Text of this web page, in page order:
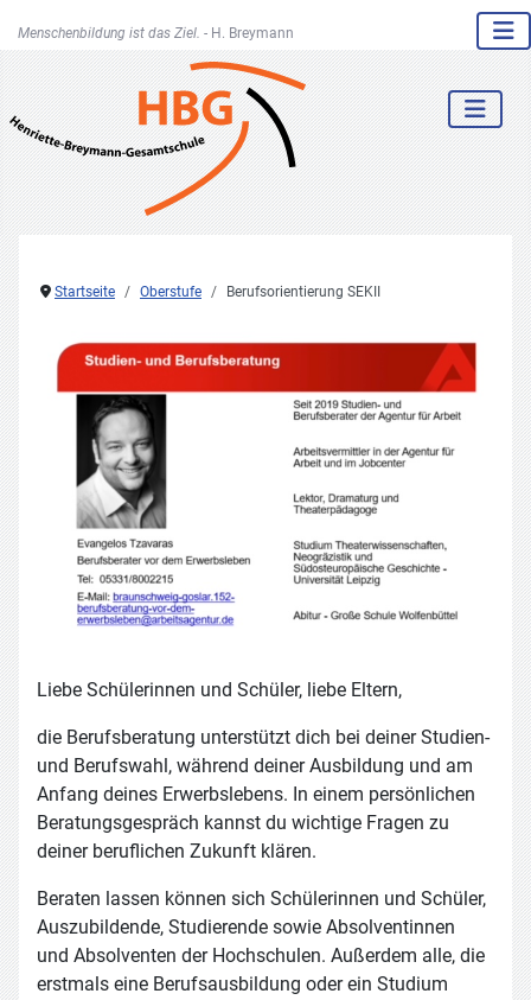
Menschenbildung ist das Ziel. - H. Breymann
Startseite Oberstufe Berufsorientierung SEKII
Liebe Schülerinnen und Schüler, liebe Eltern,
die Berufsberatung unterstützt dich bei deiner Studien-
und Berufswahl, während deiner Ausbildung und am
Anfang deines Erwerbslebens. In einem persönlichen
Beratungsgespräch kannst du wichtige Fragen zu
deiner beruflichen Zukunft klären.
Beraten lassen können sich Schülerinnen und Schüler,
Auszubildende, Studierende sowie Absolventinnen
und Absolventen der Hochschulen. Außerdem alle, die
erstmals eine Berufsausbildung oder ein Studium